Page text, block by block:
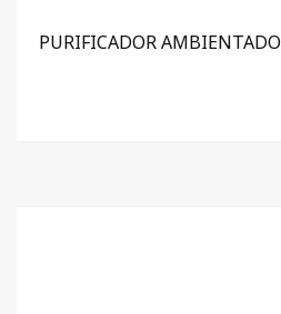
PURIFICADOR